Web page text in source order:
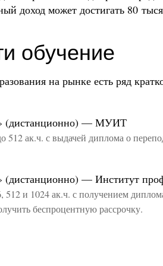
доход может достигать 80
обучение
на рынке есть ряд
(дистанционно) — МУИТ
ак.ч. с выдачей диплома о
(дистанционно) — Институт
и 1024 ак.ч. с получением
беспроцентную рассрочку.